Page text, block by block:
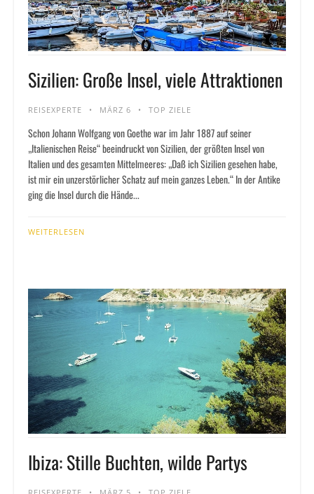
Sizilien: Große Insel, viele Attraktionen
REISEXPERTE MÄRZ 6 TOP ZIELE
Schon Johann Wolfgang von Goethe war im Jahr 1887 auf seiner
„Italienischen Reise“ beeindruckt von Sizilien, der größten Insel von
Italien und des gesamten Mittelmeeres: „Daß ich Sizilien gesehen habe,
ist mir ein unzerstörlicher Schatz auf mein ganzes Leben.“ In der Antike
ging die Insel durch die Hände...
WEITERLESEN
Ibiza: Stille Buchten, wilde Partys